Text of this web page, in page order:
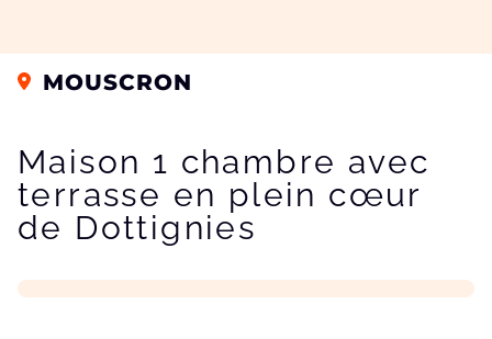
MOUSCRON
Maison 1 chambre avec
terrasse en plein cœur
de Dottignies